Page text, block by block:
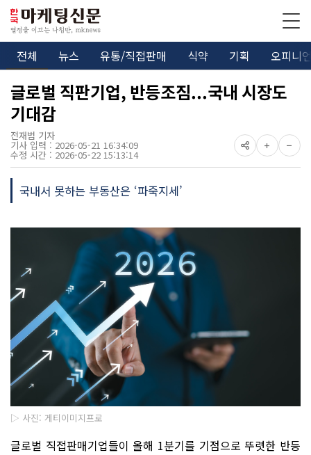
전체 뉴스 유통/직접판매 식약 기획 오피니
글로벌 직판기업, 반등조짐...국내 시장도
기대감
전재범 기자
기사 입력 : 2026-05-21 16:34:09
수정 시간 : 2026-05-22 15:13:14
국내서 못하는 부동산은 ‘파죽지세’
▷ 사진: 게티이미지프로
글로벌 직접판매기업들이 올해 1분기를 기점으로 뚜렷한 반등